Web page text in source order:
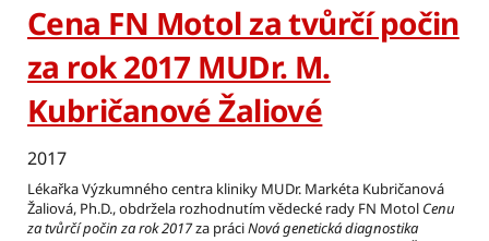
Cena FN Motol za tvůrčí počin
za rok 2017 MUDr. M.
Kubričanové Žaliové
2017
Lékařka Výzkumného centra kliniky MUDr. Markéta Kubričanová
Žaliová, Ph.D., obdržela rozhodnutím vědecké rady FN Motol Cenu
za tvůrčí počin za rok 2017za práciNová genetická diagnostika